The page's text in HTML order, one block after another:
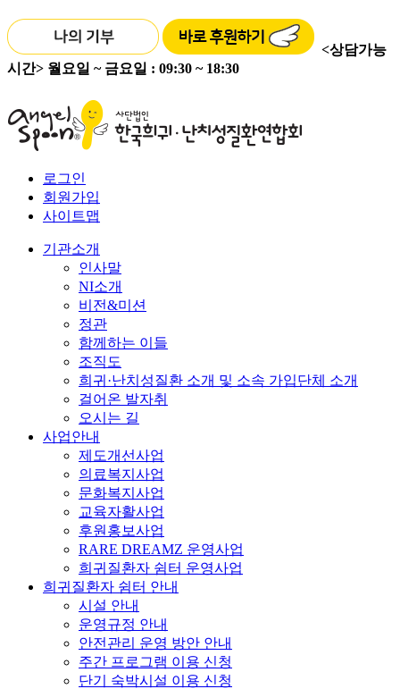
<상담가능
시간> 월요일 ~ 금요일 : 09:30 ~ 18:30
로그인
회원가입
사이트맵
기관소개
인사말
NI소개
비전&미션
정관
함께하는 이들
조직도
희귀·난치성질환 소개 및 소속 가입단체 소개
걸어온 발자취
오시는 길
사업안내
제도개선사업
의료복지사업
문화복지사업
교육자활사업
후원홍보사업
RARE DREAMZ 운영사업
희귀질환자 쉼터 운영사업
희귀질환자 쉼터 안내
시설 안내
운영규정 안내
안전관리 운영 방안 안내
주간 프로그램 이용 신청
단기 숙박시설 이용 신청